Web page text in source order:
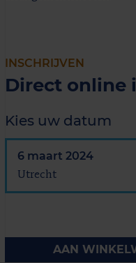
INSCHRIJVEN
Direct online
Kies uw datum
6 maart 2024
Utrecht
AAN